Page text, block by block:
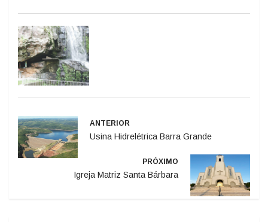
ANTERIOR
Usina Hidrelétrica Barra Grande
PRÓXIMO
Igreja Matriz Santa Bárbara